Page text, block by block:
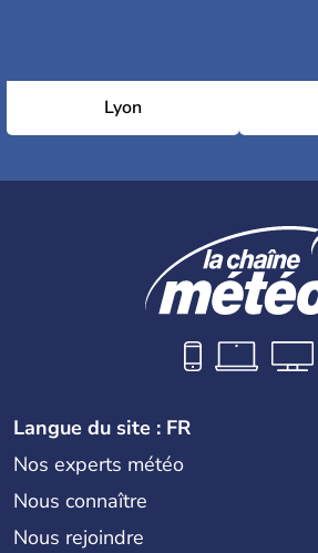
Lyon
Langue du site : FR
Nos experts météo
Nous connaître
Nous rejoindre